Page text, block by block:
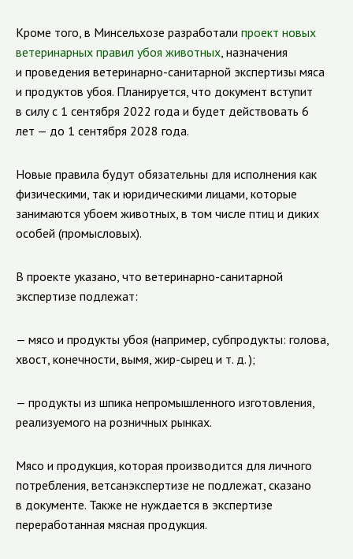
Кроме того, в Минсельхозе разработали проект новых
ветеринарных правил убоя животных, назначения
и проведения ветеринарно-санитарной экспертизы мяса
и продуктов убоя. Планируется, что документ вступит
в силу с 1 сентября 2022 года и будет действовать 6
лет — до 1 сентября 2028 года.
Новые правила будут обязательны для исполнения как
физическими, так и юридическими лицами, которые
занимаются убоем животных, в том числе птиц и диких
особей (промысловых).
В проекте указано, что ветеринарно-санитарной
экспертизе подлежат:
— мясо и продукты убоя (например, субпродукты: голова,
хвост, конечности, вымя, жир-сырец и т. д.);
— продукты из шпика непромышленного изготовления,
реализуемого на розничных рынках.
Мясо и продукция, которая производится для личного
потребления, ветсанэкспертизе не подлежат, сказано
в документе. Также не нуждается в экспертизе
переработанная мясная продукция.